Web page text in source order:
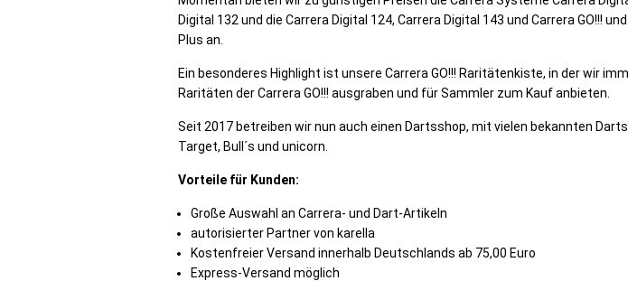
Digital 132 und die Carrera Digital 124, Carrera Digital 143 und Carrera GO!!! und
Plus an.
Ein besonderes Highlight ist unsere Carrera GO!!! Raritätenkiste, in der wir
Raritäten der Carrera GO!!! ausgraben und für Sammler zum Kauf anbieten.
Seit 2017 betreiben wir nun auch einen Dartsshop, mit vielen bekannten
Target, Bull´s und unicorn.
Vorteile für Kunden:
Große Auswahl an Carrera- und Dart-Artikeln
autorisierter Partner von karella
Kostenfreier Versand innerhalb Deutschlands ab 75,00 Euro
Express-Versand möglich